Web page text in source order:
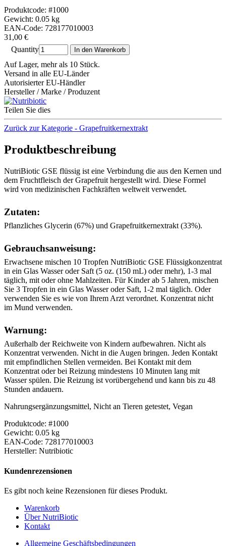
Produktcode: #1000
Gewicht: 0.05 kg
EAN-Code: 728177010003
31,00 €
Quantity
In den Warenkorb
Auf Lager, mehr als 10 Stück.
Versand in alle EU-Länder
Autorisierter EU-Händler
Hersteller / Marke / Produzent
Teilen Sie dies
Zurück zur Kategorie - Grapefruitkernextrakt
Produktbeschreibung
NutriBiotic GSE flüssig ist eine Verbindung die aus den Kernen und
dem Fruchtfleisch der Grapefruit hergestellt wird. Diese Formel
wird von medizinischen Fachkräften weltweit verwendet.
Zutaten:
Pflanzliches Glycerin (67%) und Grapefruitkernextrakt (33%).
Gebrauchsanweisung:
Erwachsene mischen 10 Tropfen NutriBiotic GSE Flüssigkonzentrat
in ein Glas Wasser oder Saft (5 oz. (150 mL) oder mehr), 1-3 mal
täglich, mit oder ohne Mahlzeiten. Für Kinder ab 5 Jahren, mischen
Sie 3 Tropfen in ein Glas Wasser oder Saft, 1-2 mal täglich. Oder
verwenden Sie es wie von Ihrem Arzt verordnet. Konzentrat nicht
im Mund verwenden.
Warnung:
Außerhalb der Reichweite von Kindern aufbewahren. Nicht als
Konzentrat verwenden. Nicht in die Augen bringen. Jeden Kontakt
mit empfindlichen Stellen vermeiden. Bei Kontakt mit dem
Konzentrat oder bei Reizung mindestens 10 Minuten lang mit
Wasser spülen. Die Reizung ist vorübergehend und kann bis zu 48
Stunden andauern.
Nahrungsergänzungsmittel, Nicht an Tieren getestet, Vegan
Produktcode: #1000
Gewicht: 0.05 kg
EAN-Code: 728177010003
Hersteller: Nutribiotic
Kundenrezensionen
Es gibt noch keine Rezensionen für dieses Produkt.
Warenkorb
Über NutriBiotic
Kontakt
Allgemeine Geschäftsbedingungen